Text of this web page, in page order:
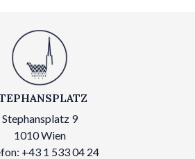
Stephansplatz 9
1010 Wien
+43 1 533 04 24